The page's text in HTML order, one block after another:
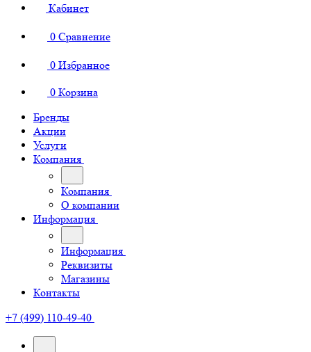
Кабинет
0 Сравнение
0 Избранное
0 Корзина
Бренды
Акции
Услуги
Компания
Компания
О компании
Информация
Информация
Реквизиты
Магазины
Контакты
+7 (499) 110-49-40